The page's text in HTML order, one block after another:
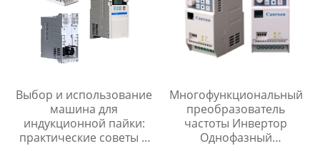
Выбор и использование
машина для
индукционной пайки:
практические советы и
Многофункциональный
преобразователь
частоты Инвертор
Однофазный